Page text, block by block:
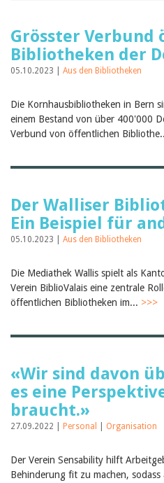
Grösster
Bibliotheken der
05.10.2023 | Aus den Bibliotheken
Die Kornhausbibliotheken in Bern
einem Bestand von über 400'000
Verbund von öffentlichen
Der Walliser
Ein Beispiel für
05.10.2023 | Aus den Bibliotheken
Die Mediathek Wallis spielt als
Verein BiblioValais eine zentrale
öffentlichen Bibliotheken im... >>>
«Wir sind davon
es eine
braucht.»
27.09.2022 | Personal Organisation
Der Verein Sensability hilft
Behinderung fit zu machen,